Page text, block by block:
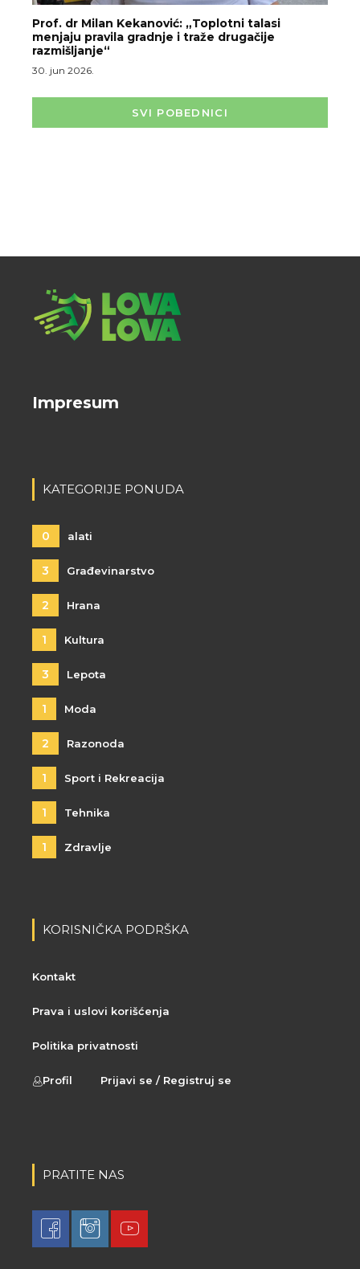
Prof. dr Milan Kekanović: „Toplotni talasi
menjaju pravila gradnje i traže drugačije
razmišljanje“
30. jun 2026.
SVI POBEDNICI
Impresum
KATEGORIJE PONUDA
0 alati
3 Građevinarstvo
2 Hrana
1 Kultura
3 Lepota
1 Moda
2 Razonoda
1 Sport i Rekreacija
1 Tehnika
1 Zdravlje
KORISNIČKA PODRŠKA
Kontakt
Prava i uslovi korišćenja
Politika privatnosti
Profil Prijavi se / Registruj se
PRATITE NAS